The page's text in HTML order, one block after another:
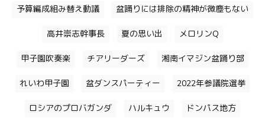
予算編成組み替え動議 盆踊りには排除の精神が微塵もない
高井崇志幹事長 夏の思い出 メロリンQ
甲子園吹奏楽 チアリーダーズ 湘南イマジン盆踊り部
れいわ甲子園 盆ダンスパーティー 2022年参議院選挙
ロシアのプロバガンダ ハルキュウ ドンパス地方